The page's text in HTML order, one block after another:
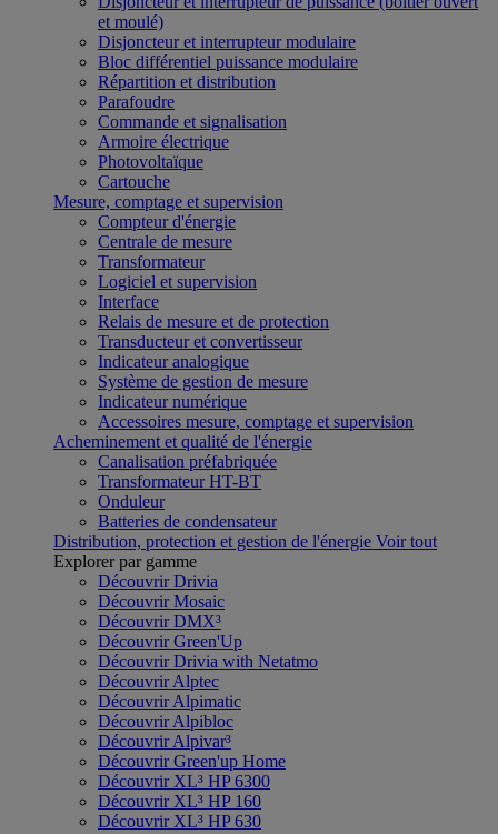
et moulé)
Disjoncteur et interrupteur modulaire
Bloc différentiel puissance modulaire
Répartition et distribution
Parafoudre
Commande et signalisation
Armoire électrique
Photovoltaïque
Cartouche
Mesure, comptage et supervision
Compteur d'énergie
Centrale de mesure
Transformateur
Logiciel et supervision
Interface
Relais de mesure et de protection
Transducteur et convertisseur
Indicateur analogique
Système de gestion de mesure
Indicateur numérique
Accessoires mesure, comptage et supervision
Acheminement et qualité de l'énergie
Canalisation préfabriquée
Transformateur HT-BT
Onduleur
Batteries de condensateur
Distribution, protection et gestion de l'énergie Voir tout
Explorer par gamme
Découvrir Drivia
Découvrir Mosaic
Découvrir DMX³
Découvrir Green'Up
Découvrir Drivia with Netatmo
Découvrir Alptec
Découvrir Alpimatic
Découvrir Alpibloc
Découvrir Alpivar³
Découvrir Green'up Home
Découvrir XL³ HP 6300
Découvrir XL³ HP 160
Découvrir XL³ HP 630